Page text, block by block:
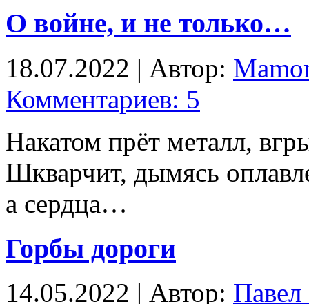
О войне, и не только…
18.07.2022 | Автор:
Комментариев: 5
Накатом прёт металл,
Шкварчит, дымясь
а сердца…
Горбы дороги
14.05.2022 | Автор: